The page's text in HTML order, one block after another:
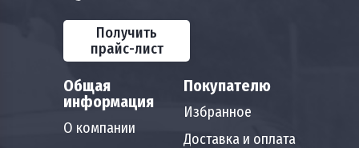
Общая
информация
О компании
Покупателю
Избранное
Доставка и оплата
Получить
прайс-лист